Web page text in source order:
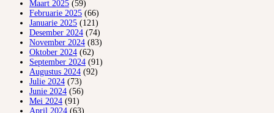
Maart 2025 (59)
Februarie 2025 (66)
Januarie 2025 (121)
Desember 2024 (74)
November 2024 (83)
Oktober 2024 (62)
September 2024 (91)
Augustus 2024 (92)
Julie 2024 (73)
Junie 2024 (56)
Mei 2024 (91)
April 2024 (63)